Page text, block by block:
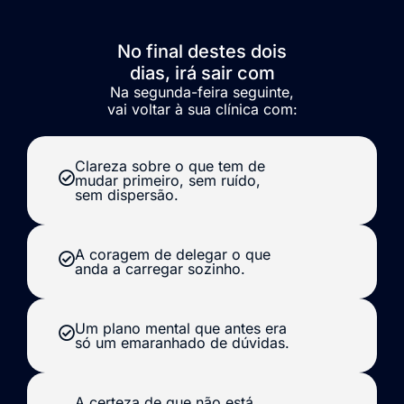
No final destes dois
dias, irá sair com
Na segunda-feira seguinte,
vai voltar à sua clínica com:
Clareza sobre o que tem de
mudar primeiro, sem ruído,
sem dispersão.
A coragem de delegar o que
anda a carregar sozinho.
Um plano mental que antes era
só um emaranhado de dúvidas.